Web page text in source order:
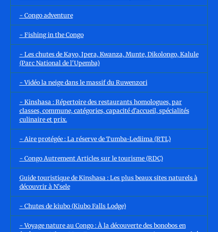
- Congo adventure
- Fishing in the Congo
- Les chutes de Kayo, Ipera, Kwanza, Munte, Dikolongo, Kalule
(Parc National de l'Upemba)
- Vidéo la neige dans le massif du Ruwenzori
- Kinshasa : Répertoire des restaurants homologues, par
classes, commune, catégories, capacité d’accueil, spécialités
culinaire et prix.
- Aire protégée : La réserve de Tumba-Lediima (RTL)
- Congo Autrement Articles sur le tourisme (RDC)
Guide touristique de Kinshasa : Les plus beaux sites naturels à
découvrir à N'sele
- Chutes de kiubo (Kiubo Falls Lodge)
- Voyage nature au Congo : À la découverte des bonobos en